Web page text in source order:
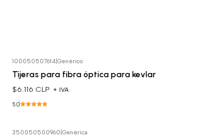
100050507614| Genérico
Tijeras para fibra óptica para kevlar
$6.116 CLP + IVA
5.0
350050500960 Genérica